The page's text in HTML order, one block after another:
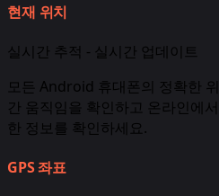
현재 위치
실시간 추적 - 실시간 업데이트
모든 Android 휴대폰의 정확한
간 움직임을 확인하고 온라인에
한 정보를 확인하세요.
GPS 좌표